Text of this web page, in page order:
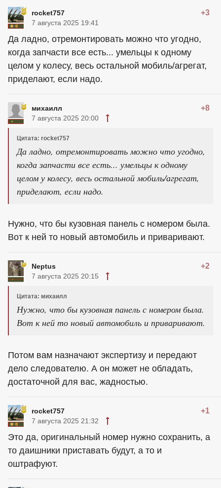
rocket757 +3
7 августа 2025 19:41
Да ладно, отремонтировать можно что угодно,
когда запчасти все есть... умельцы к одному
целом у колесу, весь остальной мобиль/агрегат,
приделают, если надо.
михаилл +8
7 августа 2025 20:00
Цитата: rocket757
Да ладно, отремонтировать можно что угодно,
когда запчасти все есть... умельцы к одному
целом у колесу, весь остальной мобиль/агрегат,
приделают, если надо.
Нужно, что бы кузовная панель с номером была.
Вот к ней то новый автомобиль и приваривают.
Neptus +2
7 августа 2025 20:15
Цитата: михаилл
Нужно, что бы кузовная панель с номером была.
Вот к ней то новый автомобиль и приваривают.
Потом вам назначают экспертизу и передают
дело следователю. А он может не обладать,
достаточной для вас, жадностью.
rocket757 +1
7 августа 2025 21:32
Это да, оригинальный номер нужно сохранить, а
то даишники приставать будут, а то и
оштрафуют.